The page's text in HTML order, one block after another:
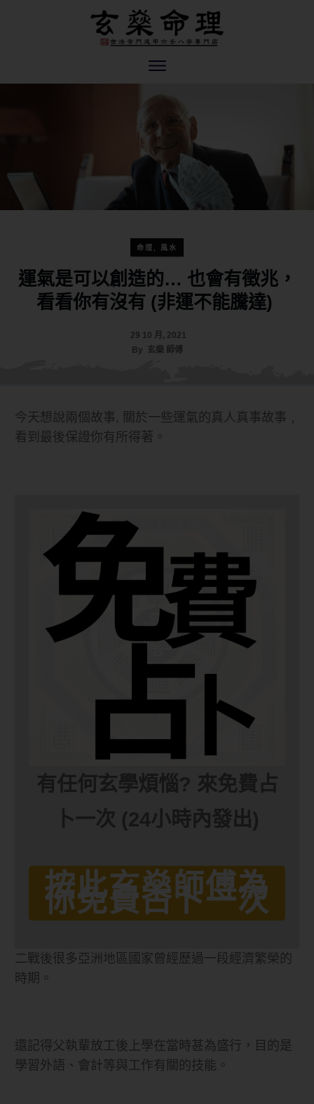
命理 風水
運氣是可以創造的… 也會有徵兆，
看看你有沒有 (非運不能騰達)
29 10 月, 2021
By 玄燊 師傅
今天想說兩個故事, 關於一些運氣的真人真事故事﹐
看到最後保證你有所得著。
有任何玄學煩惱? 來免費占
卜一次 (24小時內發出)
按此玄燊師傅為
你免費占卜一次
二戰後很多亞洲地區國家曾經歷過一段經濟繁榮的
時期。
還記得父執輩放工後上學在當時甚為盛行，目的是
學習外語、會計等與工作有關的技能。